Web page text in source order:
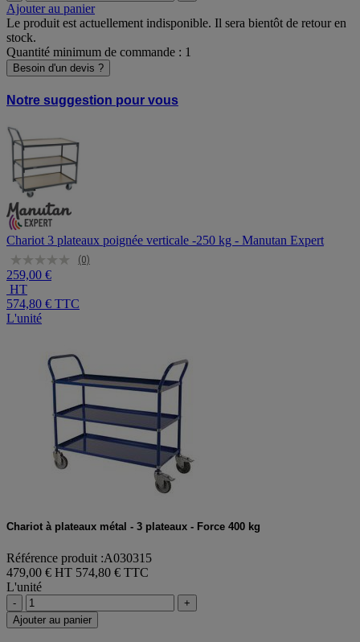
Ajouter au panier
Le produit est actuellement indisponible. Il sera bientôt de retour en
stock.
Quantité minimum de commande : 1
Besoin d'un devis ?
Notre suggestion pour vous
Chariot 3 plateaux poignée verticale -250 kg - Manutan Expert
(0)
259,00 €
HT
574,80 € TTC
L'unité
Chariot à plateaux métal - 3 plateaux - Force 400 kg
Référence produit :A030315
479,00 € HT 574,80 € TTC
L'unité
-
+
Ajouter au panier